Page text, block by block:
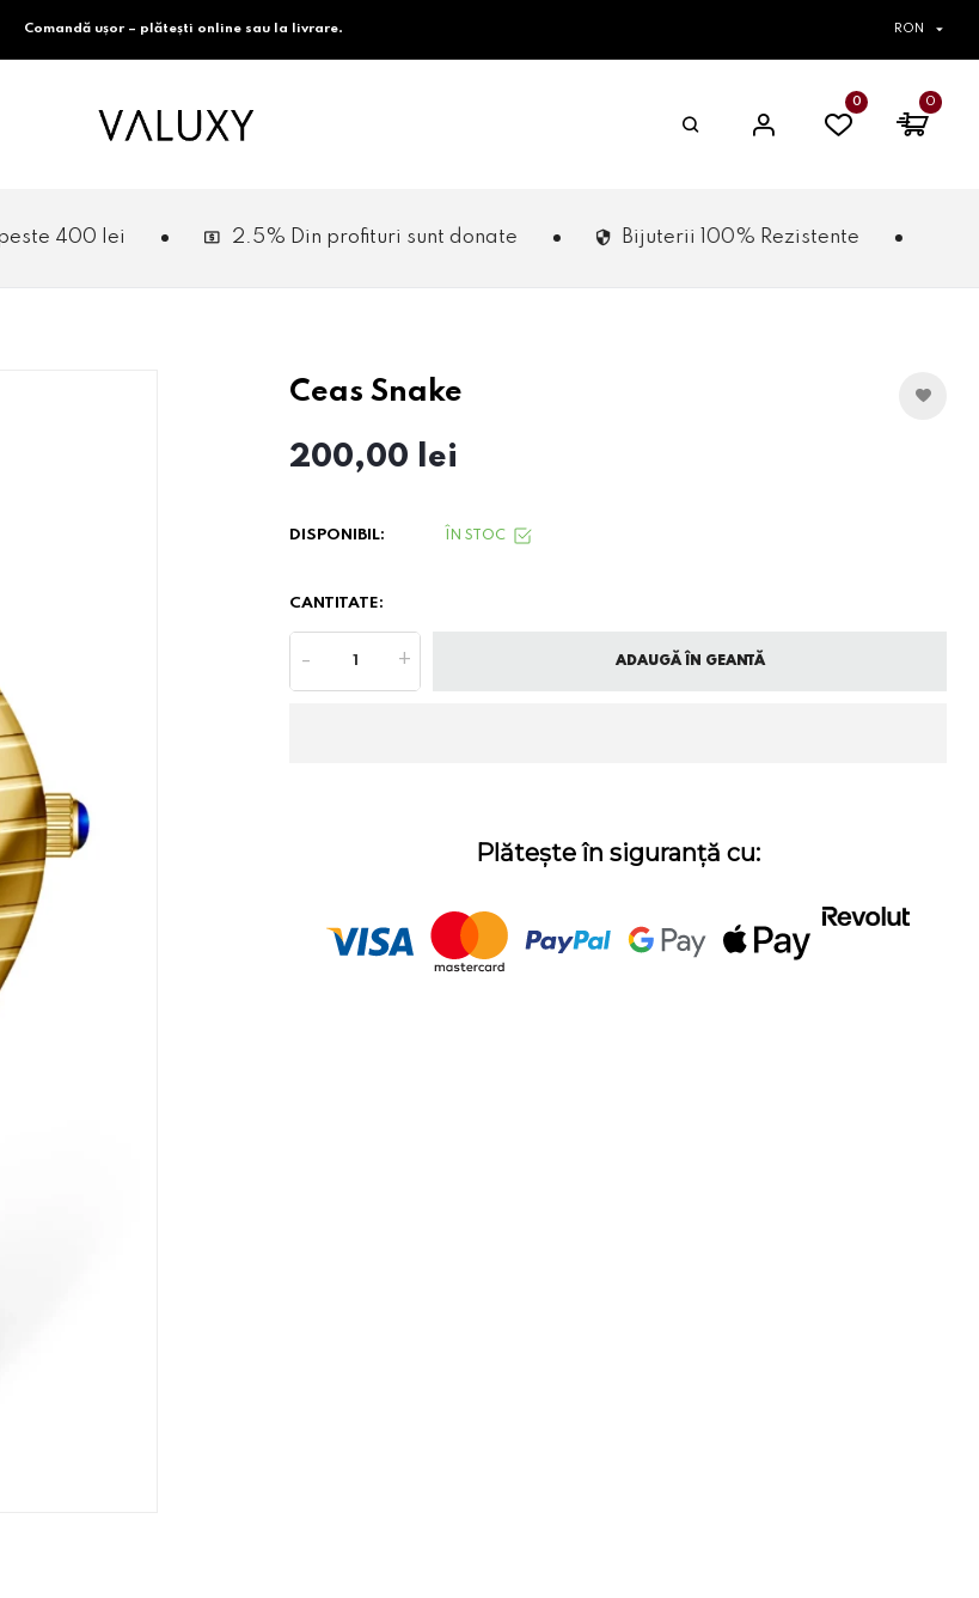
Comandă ușor – plătești online sau la livrare. RON
0 0
2.5% Din profituri sunt donate Bijuterii 100% Rezistente
Ceas Snake
200,00 lei
DISPONIBIL: ÎN STOC
CANTITATE:
- + ADAUGĂ ÎN GEANTĂ
Plătește în siguranță cu: